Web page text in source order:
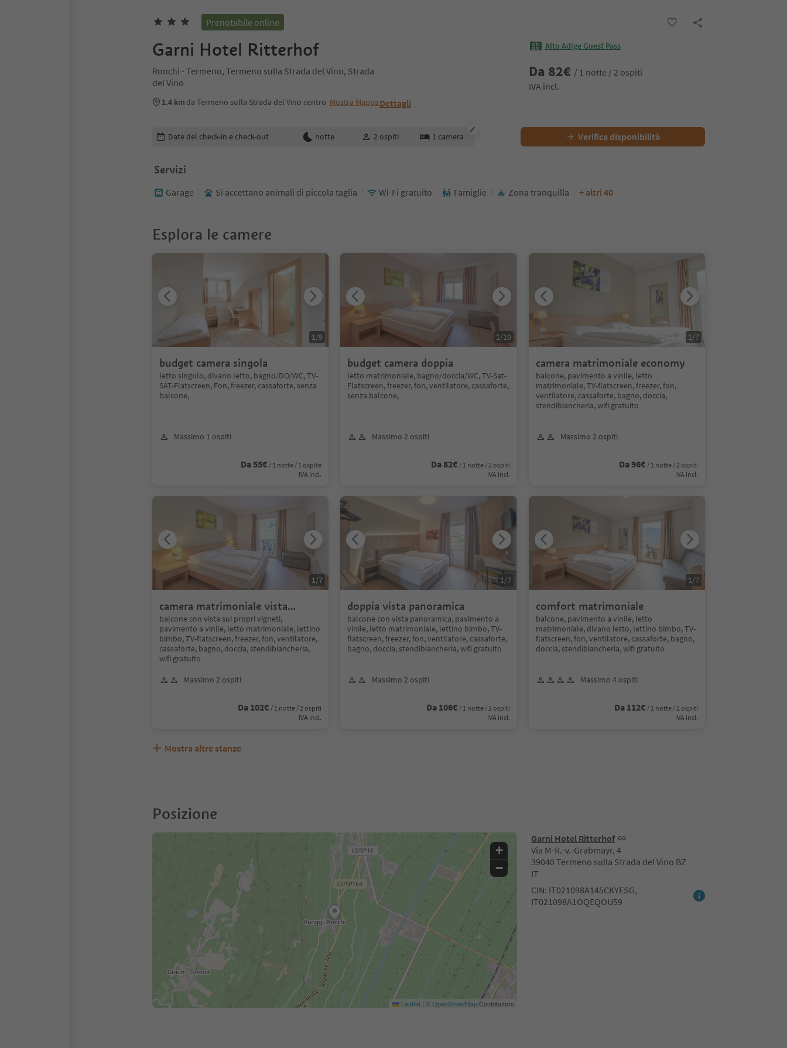
Prenotabile online
Garni Hotel Ritterhof
Ronchi - Termeno, Termeno sulla Strada del Vino, Strada
del Vino
1.4 km da Termeno sulla Strada del Vino centro Mostra MappaDettagli
Alto Adige Guest Pass
Da 82€ / 1 notte / 2 ospiti
IVA incl.
Modifica i dettagli della prenotazione
Date del check-in e check-out notte 2 ospiti 1 camera Verifica disponibilità
Servizi
Garage Si accettano animali di piccola taglia Wi-Fi gratuito Famiglie Zona tranquilla + altri 40
Esplora le camere
budget camera singola
letto singolo, divano letto, bagno/DO/WC, TV-
SAT-Flatscreen, Fon, freezer, cassaforte, senza
balcone,
Massimo 1 ospiti
Da 55€ / 1 notte / 1 ospite
IVA incl.
1/9
budget camera doppia
letto matrimoniale, bagno/doccia/WC, TV-Sat-
Flatscreen, freezer, fon, ventilatore, cassaforte,
senza balcone,
Massimo 2 ospiti
Da 82€ / 1 notte / 2 ospiti
IVA incl.
1/10
camera matrimoniale economy
balcone, pavimento a vinile, letto
matrimoniale, TV-flatscreen, freezer, fon,
ventilatore, cassaforte, bagno, doccia,
stendibiancheria, wifi gratuito
Massimo 2 ospiti
Da 96€ / 1 notte / 2 ospiti
IVA incl.
1/7
camera matrimoniale vista
vigneti
balcone con vista sui propri vigneti,
pavimento a vinile, letto matrimoniale, lettino
bimbo, TV-flatscreen, freezer, fon, ventilatore,
cassaforte, bagno, doccia, stendibiancheria,
wifi gratuito
Massimo 2 ospiti
Da 102€ / 1 notte / 2 ospiti
IVA incl.
1/7
doppia vista panoramica
balcone con vista panoramica, pavimento a
vinile, letto matrimoniale, lettino bimbo, TV-
flatscreen, freezer, fon, ventilatore, cassaforte,
bagno, doccia, stendibiancheria, wifi gratuito
Massimo 2 ospiti
Da 106€ / 1 notte / 2 ospiti
IVA incl.
1/7
comfort matrimoniale
balcone, pavimento a vinile, letto
matrimoniale, divano letto, lettino bimbo, TV-
flatscreen, fon, ventilatore, cassaforte, bagno,
doccia, stendibiancheria, wifi gratuito
Massimo 4 ospiti
Da 112€ / 1 notte / 2 ospiti
IVA incl.
1/7
Mostra altre stanze
Posizione
Garni Hotel Ritterhof
Via M-R.-v.-Grabmayr, 4
39040 Termeno sulla Strada del Vino BZ
IT
CIN: IT021098A145CKYESG,
IT021098A1OQEQOU59
+
−
Leaflet | ©OpenStreetMapContributors